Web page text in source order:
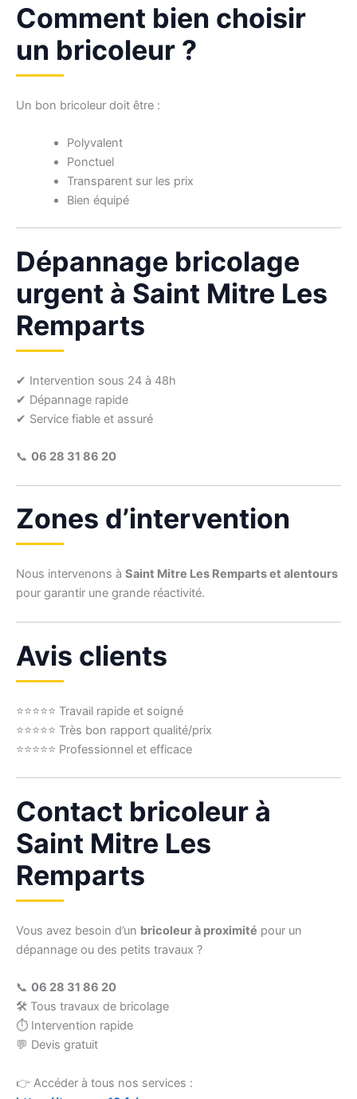
Comment bien choisir
un bricoleur ?
Un bon bricoleur doit être :
Polyvalent
Ponctuel
Transparent sur les prix
Bien équipé
Dépannage bricolage
urgent à Saint Mitre Les
Remparts
✔ Intervention sous 24 à 48h
✔ Dépannage rapide
✔ Service fiable et assuré
📞 06 28 31 86 20
Zones d’intervention
Nous intervenons à Saint Mitre Les Remparts et alentours
pour garantir une grande réactivité.
Avis clients
⭐⭐⭐⭐⭐ Travail rapide et soigné
⭐⭐⭐⭐⭐ Très bon rapport qualité/prix
⭐⭐⭐⭐⭐ Professionnel et efficace
Contact bricoleur à
Saint Mitre Les
Remparts
Vous avez besoin d’un bricoleur à proximité pour un
dépannage ou des petits travaux ?
📞 06 28 31 86 20
🛠 Tous travaux de bricolage
⏱ Intervention rapide
💬 Devis gratuit
👉 Accéder à tous nos services :